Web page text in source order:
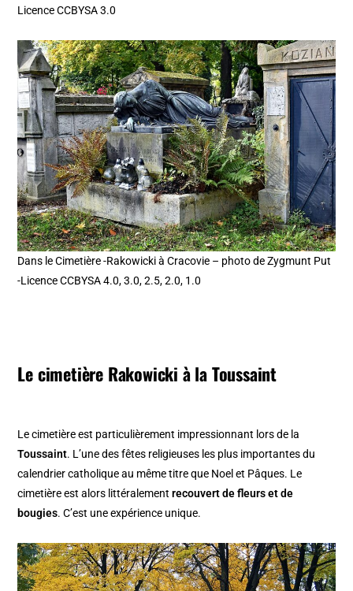
Licence CCBYSA 3.0
Dans le Cimetière -Rakowicki à Cracovie – photo de Zygmunt Put
-Licence CCBYSA 4.0, 3.0, 2.5, 2.0, 1.0
Le cimetière Rakowicki à la Toussaint
Le cimetière est particulièrement impressionnant lors de la
Toussaint. L’une des fêtes religieuses les plus importantes du
calendrier catholique au même titre que Noel et Pâques. Le
cimetière est alors littéralementrecouvert de fleurs et de
bougies. C’est une expérience unique.